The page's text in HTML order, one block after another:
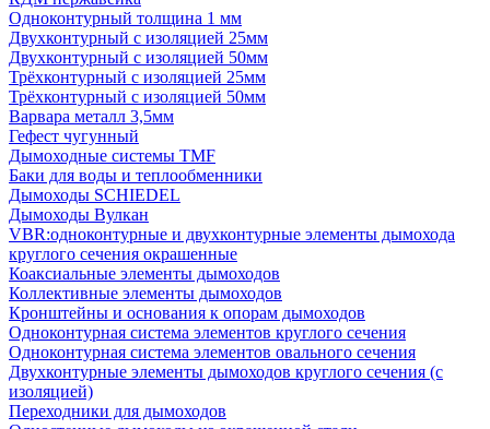
Одноконтурный толщина 1 мм
Двухконтурный с изоляцией 25мм
Двухконтурный с изоляцией 50мм
Трёхконтурный с изоляцией 25мм
Трёхконтурный с изоляцией 50мм
Варвара металл 3,5мм
Гефест чугунный
Дымоходные системы TMF
Баки для воды и теплообменники
Дымоходы SCHIEDEL
Дымоходы Вулкан
VBR:одноконтурные и двухконтурные элементы дымохода
круглого сечения окрашенные
Коаксиальные элементы дымоходов
Коллективные элементы дымоходов
Кронштейны и основания к опорам дымоходов
Одноконтурная система элементов круглого сечения
Одноконтурная система элементов овального сечения
Двухконтурные элементы дымоходов круглого сечения (с
изоляцией)
Переходники для дымоходов